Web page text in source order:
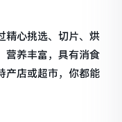
精心挑选、切片、烘
营养丰富，具有消食
产店或超市，你都能